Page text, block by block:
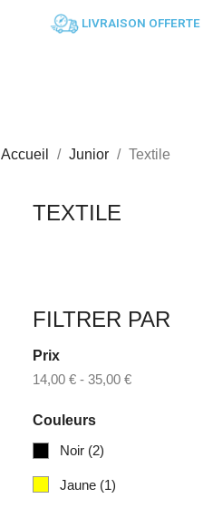
LIVRAISON OFFERTE
Accueil Junior Textile
TEXTILE
FILTRER PAR
Prix
14,00 € - 35,00 €
Couleurs
Noir (2)
Jaune (1)